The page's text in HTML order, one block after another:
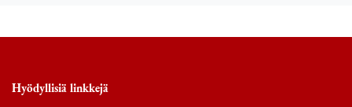
Hyödyllisiä linkkejä